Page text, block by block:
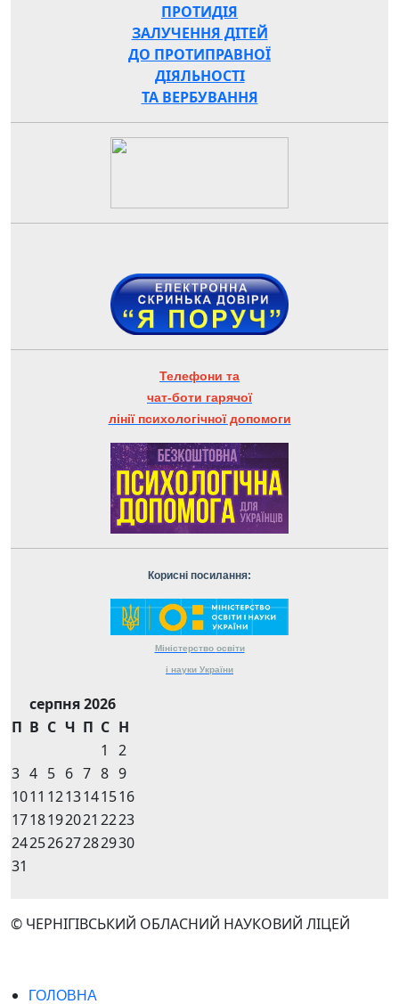
ПРОТИДІЯ
ЗАЛУЧЕННЯ ДІТЕЙ
ДО ПРОТИПРАВНОЇ
ДІЯЛЬНОСТІ
ТА ВЕРБУВАННЯ
Телефони та
чат-боти гарячої
лінії психологічної допомоги
Корисні посилання:
Міністерство освіти
і науки України
серпня 2026
П В С Ч П С Н
1
2
3 4 5 6 7 8 9
1011 1213141516
1718192021 2223
24252627282930
31
© ЧЕРНІГІВСЬКИЙ ОБЛАСНИЙ НАУКОВИЙ ЛІЦЕЙ
ГОЛОВНА